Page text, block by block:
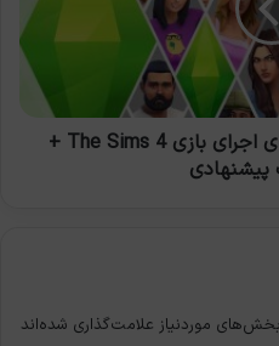
حداقل سیستم مورد نیاز برای اجرای بازی The Sims 4 +
بخش‌های موردنیاز علامت‌گذاری شده‌اند